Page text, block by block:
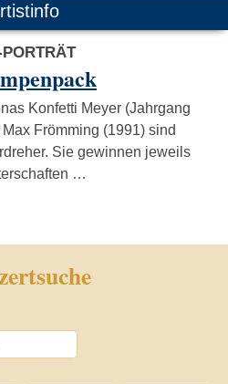
Konfetti Meyer (Jahrgang
Frömming (1991) sind
Sie gewinnen jeweils
…